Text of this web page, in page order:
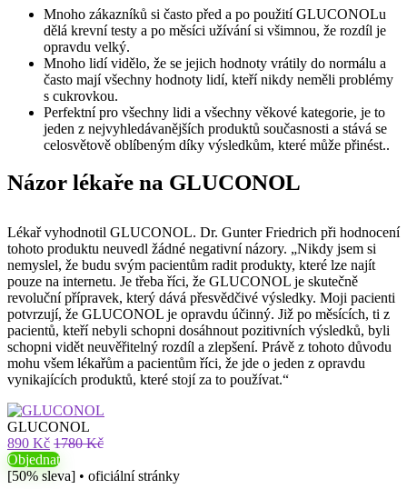
Mnoho zákazníků si často před a po použití GLUCONOLu
dělá krevní testy a po měsíci užívání si všimnou, že rozdíl je
opravdu velký.
Mnoho lidí vidělo, že se jejich hodnoty vrátily do normálu a
často mají všechny hodnoty lidí, kteří nikdy neměli problémy
s cukrovkou.
Perfektní pro všechny lidi a všechny věkové kategorie, je to
jeden z nejvyhledávanějších produktů současnosti a stává se
celosvětově oblíbeným díky výsledkům, které může přinést..
Názor lékaře na GLUCONOL
Lékař vyhodnotil GLUCONOL. Dr. Gunter Friedrich při hodnocení
tohoto produktu neuvedl žádné negativní názory. „Nikdy jsem si
nemyslel, že budu svým pacientům radit produkty, které lze najít
pouze na internetu. Je třeba říci, že GLUCONOL je skutečně
revoluční přípravek, který dává přesvědčivé výsledky. Moji pacienti
potvrzují, že GLUCONOL je opravdu účinný. Již po měsících, ti z
pacientů, kteří nebyli schopni dosáhnout pozitivních výsledků, byli
schopni vidět neuvěřitelný rozdíl a zlepšení. Právě z tohoto důvodu
mohu všem lékařům a pacientům říci, že jde o jeden z opravdu
vynikajících produktů, které stojí za to používat.“
GLUCONOL
890 Kč 1780 Kč
Objednat
[50% sleva] • oficiální stránky